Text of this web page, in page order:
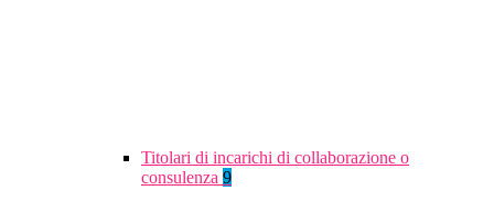
Titolari di incarichi di collaborazione o
consulenza 9